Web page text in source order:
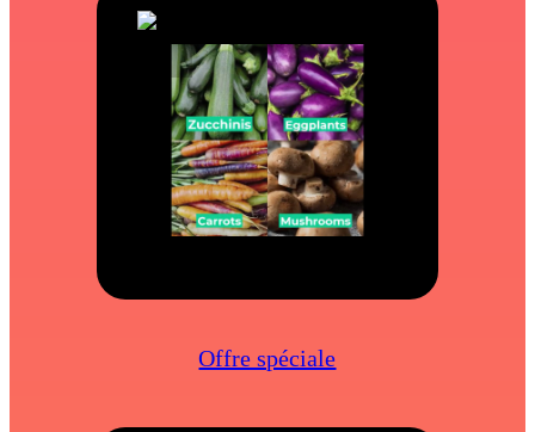
Offre spéciale